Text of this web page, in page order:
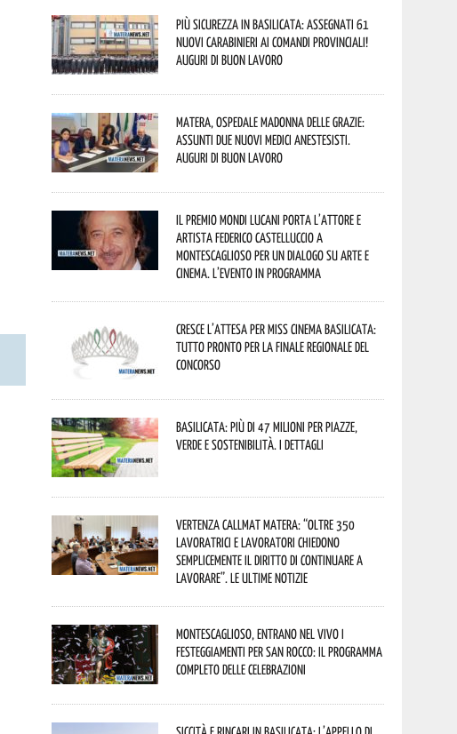
Più sicurezza in Basilicata: assegnati 61
nuovi Carabinieri ai Comandi provinciali!
Auguri di buon lavoro
Matera, Ospedale Madonna delle Grazie:
assunti due nuovi medici anestesisti.
Auguri di buon lavoro
Il Premio Mondi Lucani porta l’attore e
artista Federico Castelluccio a
Montescaglioso per un dialogo su arte e
cinema. L’evento in programma
Cresce l’attesa per Miss Cinema Basilicata:
tutto pronto per la finale regionale del
concorso
Basilicata: più di 47 milioni per piazze,
verde e sostenibilità. I dettagli
Vertenza CallMat Matera: “Oltre 350
lavoratrici e lavoratori chiedono
semplicemente il diritto di continuare a
lavorare”. Le ultime notizie
Montescaglioso, entrano nel vivo i
festeggiamenti per San Rocco: il programma
completo delle celebrazioni